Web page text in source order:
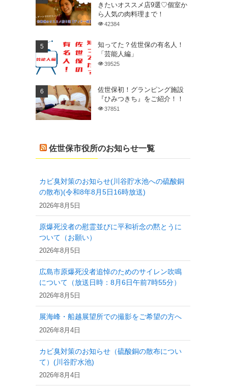
きたいオススメ店9選♡個室か
ら人気の肉料理まで！
42384
知ってた？佐世保の有名人！
「芸能人編」
39525
佐世保初！グランピング施設
『ひみつきち』をご紹介！！
37851
佐世保市役所のお知らせ一覧
カビ臭対策のお知らせ(川谷貯水池への硫酸銅
の散布)(令和8年8月5日16時放送)
2026年8月5日
原爆死没者の慰霊並びに平和祈念の黙とうに
ついて（お願い）
2026年8月5日
広島市原爆死没者追悼のためのサイレン吹鳴
について（放送日時：8月6日午前7時55分）
2026年8月5日
展海峰・船越展望所での撮影をご希望の方へ
2026年8月4日
カビ臭対策のお知らせ（硫酸銅の散布につい
て）(川谷貯水池)
2026年8月4日